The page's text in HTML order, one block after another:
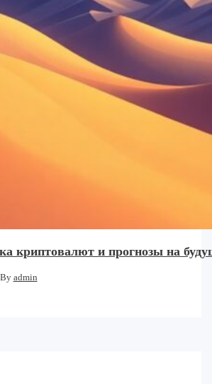
криптовалют и прогнозы на
admin